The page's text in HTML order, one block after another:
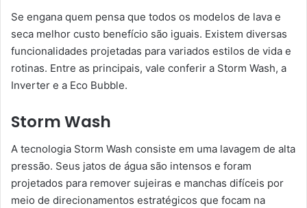
Se engana quem pensa que todos os modelos de lava e
seca melhor custo benefício são iguais. Existem diversas
funcionalidades projetadas para variados estilos de vida e
rotinas. Entre as principais, vale conferir a Storm Wash, a
Inverter e a Eco Bubble.
Storm Wash
A tecnologia Storm Wash consiste em uma lavagem de alta
pressão. Seus jatos de água são intensos e foram
projetados para remover sujeiras e manchas difíceis por
meio de direcionamentos estratégicos que focam na